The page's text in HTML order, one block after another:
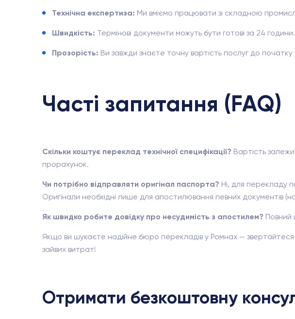
Технічна експертиза: Ми вміємо працювати зі складною
Швидкість: Термінові документи можуть бути готові за 24 години.
Прозорість: Ви завжди знаєте точну вартість послуг до
Часті запитання (FAQ)
Скільки коштує переклад технічної специфікації? Вартість
прорахунок.
Чи потрібно відправляти оригінал паспорта? Ні, для перекладу
Оригінали необхідні лише для апостилювання певних документів
Як швидко робите довідку про несудимість з апостилем? Повний
Якщо ви шукаєте надійне бюро перекладів у Ромнах —
зайвих витрат!
Отримати безкоштовну